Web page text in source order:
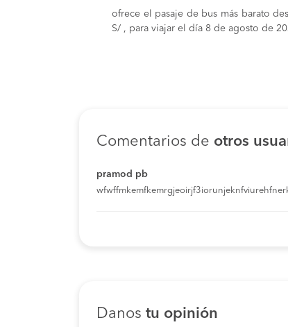
ofrece el pasaje de bus más barato
S/ , para viajar el día 8 de agosto de
Comentarios de otros
pramod pb
Danos tu opinión